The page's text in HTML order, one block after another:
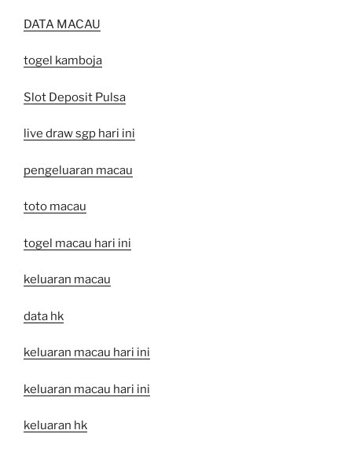
DATA MACAU
togel kamboja
Slot Deposit Pulsa
live draw sgp hari ini
pengeluaran macau
toto macau
togel macau hari ini
keluaran macau
data hk
keluaran macau hari ini
keluaran macau hari ini
keluaran hk